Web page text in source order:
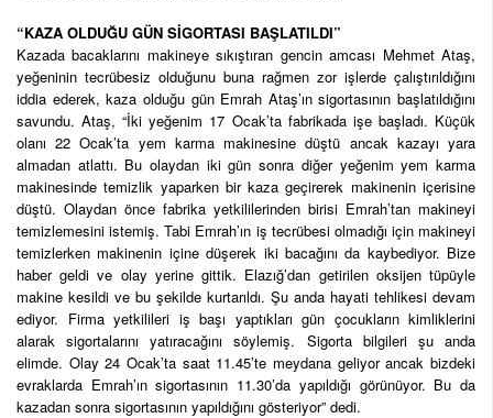
“KAZA OLDUĞU GÜN SİGORTASI BAŞLATILDI”
Kazada bacaklarını makineye sıkıştıran gencin amcası Mehmet Ataş,
yeğeninin tecrübesiz olduğunu buna rağmen zor işlerde çalıştırıldığını
iddia ederek, kaza olduğu gün Emrah Ataş’ın sigortasının başlatıldığını
savundu. Ataş, “İki yeğenim 17 Ocak’ta fabrikada işe başladı. Küçük
olanı 22 Ocak’ta yem karma makinesine düştü ancak kazayı yara
almadan atlattı. Bu olaydan iki gün sonra diğer yeğenim yem karma
makinesinde temizlik yaparken bir kaza geçirerek makinenin içerisine
düştü. Olaydan önce fabrika yetkililerinden birisi Emrah’tan makineyi
temizlemesini istemiş. Tabi Emrah’ın iş tecrübesi olmadığı için makineyi
temizlerken makinenin içine düşerek iki bacağını da kaybediyor. Bize
haber geldi ve olay yerine gittik. Elazığ’dan getirilen oksijen tüpüyle
makine kesildi ve bu şekilde kurtarıldı. Şu anda hayati tehlikesi devam
ediyor. Firma yetkilileri iş başı yaptıkları gün çocukların kimliklerini
alarak sigortalarını yatıracağını söylemiş. Sigorta bilgileri şu anda
elimde. Olay 24 Ocak’ta saat 11.45’te meydana geliyor ancak bizdeki
evraklarda Emrah’ın sigortasının 11.30’da yapıldığı görünüyor. Bu da
kazadan sonra sigortasının yapıldığını gösteriyor” dedi.